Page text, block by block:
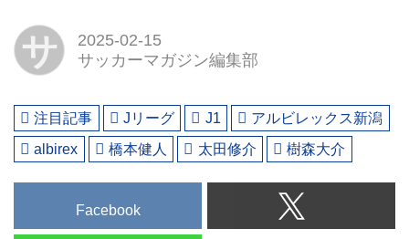
サ
2025-02-15
サッカーマガジン編集部
注目記事 Jリーグ J1
アルビレックス新潟
albirex
橋本健人 太田修介 樹森大介
Facebook